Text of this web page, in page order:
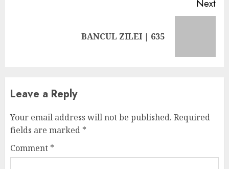
Next
BANCUL ZILEI | 635
Leave a Reply
Your email address will not be published. Required
fields are marked *
Comment *